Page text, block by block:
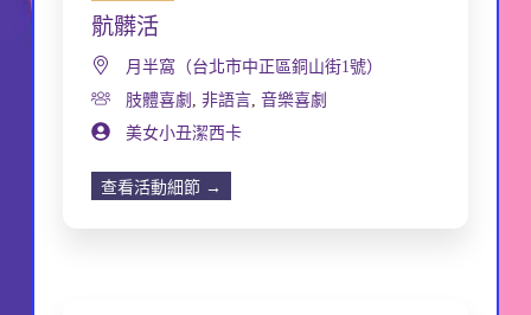
骯髒活
月半窩（台北市中正區銅山街1號）
肢體喜劇 , 非語言, 音樂喜劇
美女小丑潔西卡
查看活動細節 →